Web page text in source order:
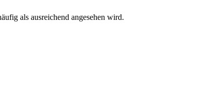
als ausreichend angesehen wird.